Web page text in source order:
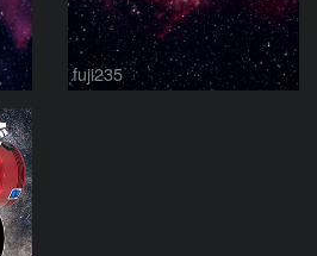
fuji235